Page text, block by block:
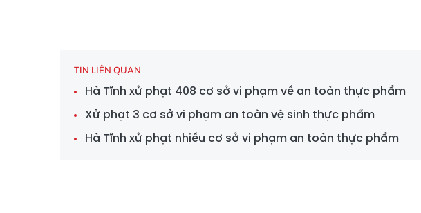
TIN LIÊN QUAN
Hà Tĩnh xử phạt 408 cơ sở vi phạm về an toàn thực phẩm
Xử phạt 3 cơ sở vi phạm an toàn vệ sinh thực phẩm
Hà Tĩnh xử phạt nhiều cơ sở vi phạm an toàn thực phẩm